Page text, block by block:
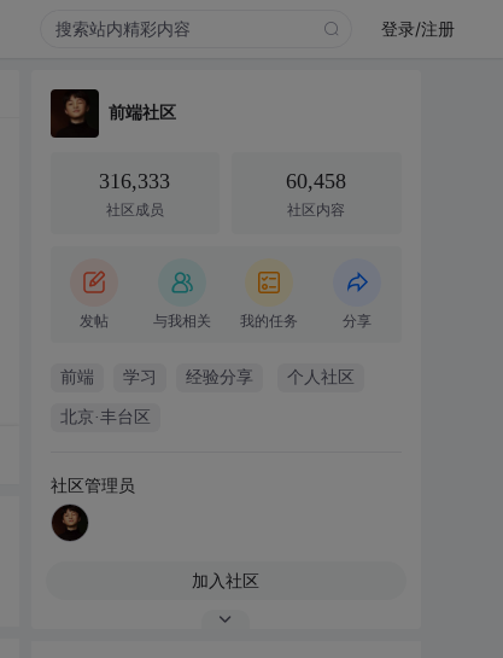
登录/注册
前端社区
316,333
社区成员
60,458
社区内容
发帖 与我相关 我的任务 分享
前端 学习 经验分享 个人社区
北京·丰台区
社区管理员
加入社区